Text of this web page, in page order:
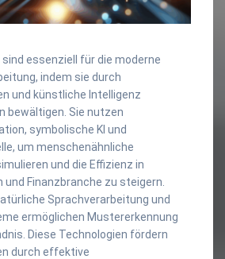
essenziell für die moderne
indem sie durch
und künstliche Intelligenz
bewältigen. Sie nutzen
symbolische KI und
um menschenähnliche
und die Effizienz in
Finanzbranche zu steigern.
Sprachverarbeitung und
ermöglichen Mustererkennung
Diese Technologien fördern
durch effektive